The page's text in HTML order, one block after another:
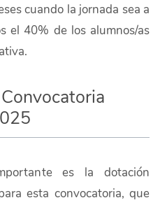
cuando la jornada sea a
el 40% de los alumnos/as
es la dotación
esta convocatoria, que